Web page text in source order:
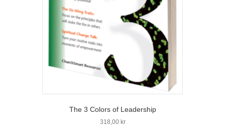
The 3 Colors of Leadership
318,00 kr